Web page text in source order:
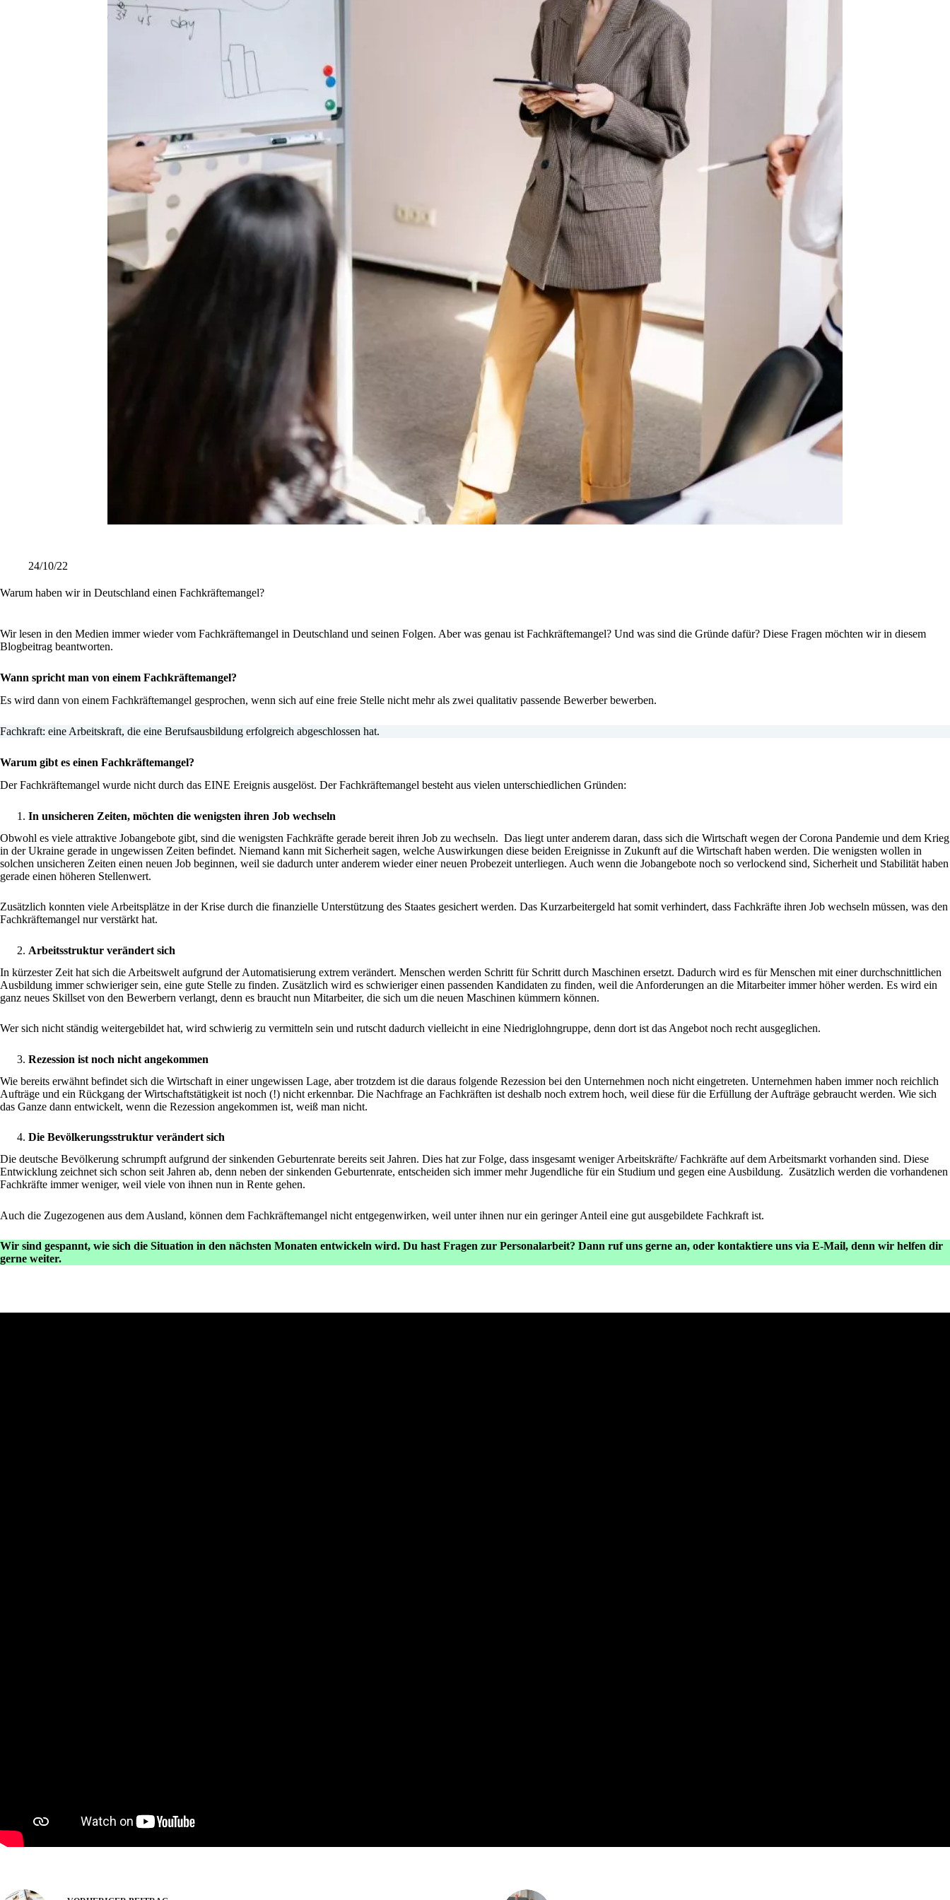
24/10/22
Warum haben wir in Deutschland einen Fachkräftemangel?
Wir lesen in den Medien immer wieder vom Fachkräftemangel in Deutschland und seinen Folgen. Aber was genau ist Fachkräftemangel? Und was sind die Gründe dafür? Diese Fragen möchten wir in diesem
Blogbeitrag beantworten.
Wann spricht man von einem Fachkräftemangel?
Es wird dann von einem Fachkräftemangel gesprochen, wenn sich auf eine freie Stelle nicht mehr als zwei qualitativ passende Bewerber bewerben.
Fachkraft: eine Arbeitskraft, die eine Berufsausbildung erfolgreich abgeschlossen hat.
Warum gibt es einen Fachkräftemangel?
Der Fachkräftemangel wurde nicht durch das EINE Ereignis ausgelöst. Der Fachkräftemangel besteht aus vielen unterschiedlichen Gründen:
In unsicheren Zeiten, möchten die wenigsten ihren Job wechseln
Obwohl es viele attraktive Jobangebote gibt, sind die wenigsten Fachkräfte gerade bereit ihren Job zu wechseln. Das liegt unter anderem daran, dass sich die Wirtschaft wegen der Corona Pandemie und dem Krieg
in der Ukraine gerade in ungewissen Zeiten befindet. Niemand kann mit Sicherheit sagen, welche Auswirkungen diese beiden Ereignisse in Zukunft auf die Wirtschaft haben werden. Die wenigsten wollen in
solchen unsicheren Zeiten einen neuen Job beginnen, weil sie dadurch unter anderem wieder einer neuen Probezeit unterliegen. Auch wenn die Jobangebote noch so verlockend sind, Sicherheit und Stabilität haben
gerade einen höheren Stellenwert.
Zusätzlich konnten viele Arbeitsplätze in der Krise durch die finanzielle Unterstützung des Staates gesichert werden. Das Kurzarbeitergeld hat somit verhindert, dass Fachkräfte ihren Job wechseln müssen, was den
Fachkräftemangel nur verstärkt hat.
Arbeitsstruktur verändert sich
In kürzester Zeit hat sich die Arbeitswelt aufgrund der Automatisierung extrem verändert. Menschen werden Schritt für Schritt durch Maschinen ersetzt. Dadurch wird es für Menschen mit einer durchschnittlichen
Ausbildung immer schwieriger sein, eine gute Stelle zu finden. Zusätzlich wird es schwieriger einen passenden Kandidaten zu finden, weil die Anforderungen an die Mitarbeiter immer höher werden. Es wird ein
ganz neues Skillset von den Bewerbern verlangt, denn es braucht nun Mitarbeiter, die sich um die neuen Maschinen kümmern können.
Wer sich nicht ständig weitergebildet hat, wird schwierig zu vermitteln sein und rutscht dadurch vielleicht in eine Niedriglohngruppe, denn dort ist das Angebot noch recht ausgeglichen.
Rezession ist noch nicht angekommen
Wie bereits erwähnt befindet sich die Wirtschaft in einer ungewissen Lage, aber trotzdem ist die daraus folgende Rezession bei den Unternehmen noch nicht eingetreten. Unternehmen haben immer noch reichlich
Aufträge und ein Rückgang der Wirtschaftstätigkeit ist noch (!) nicht erkennbar. Die Nachfrage an Fachkräften ist deshalb noch extrem hoch, weil diese für die Erfüllung der Aufträge gebraucht werden. Wie sich
das Ganze dann entwickelt, wenn die Rezession angekommen ist, weiß man nicht.
Die Bevölkerungsstruktur verändert sich
Die deutsche Bevölkerung schrumpft aufgrund der sinkenden Geburtenrate bereits seit Jahren. Dies hat zur Folge, dass insgesamt weniger Arbeitskräfte/ Fachkräfte auf dem Arbeitsmarkt vorhanden sind. Diese
Entwicklung zeichnet sich schon seit Jahren ab, denn neben der sinkenden Geburtenrate, entscheiden sich immer mehr Jugendliche für ein Studium und gegen eine Ausbildung. Zusätzlich werden die vorhandenen
Fachkräfte immer weniger, weil viele von ihnen nun in Rente gehen.
Auch die Zugezogenen aus dem Ausland, können dem Fachkräftemangel nicht entgegenwirken, weil unter ihnen nur ein geringer Anteil eine gut ausgebildete Fachkraft ist.
Wir sind gespannt, wie sich die Situation in den nächsten Monaten entwickeln wird. Du hast Fragen zur Personalarbeit? Dann ruf uns gerne an, oder kontaktiere uns via E-Mail, denn wir helfen dir
gerne weiter.